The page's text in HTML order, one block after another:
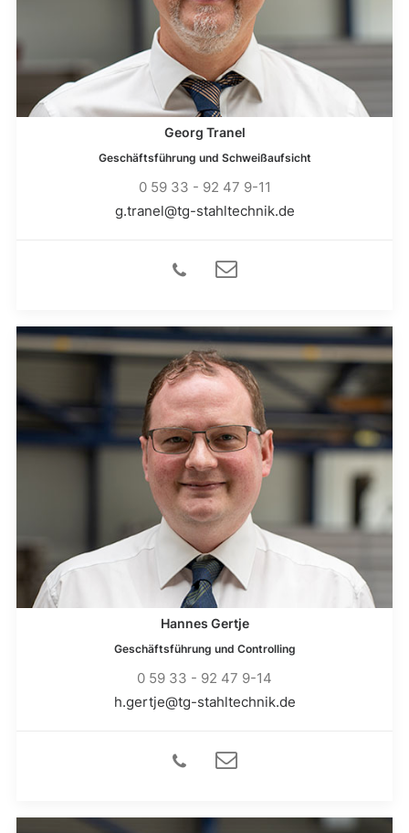
Georg Tranel
Geschäftsführung und Schweißaufsicht
0 59 33 - 92 47 9-11
g.tranel@tg-stahltechnik.de
Hannes Gertje
Geschäftsführung und Controlling
0 59 33 - 92 47 9-14
h.gertje@tg-stahltechnik.de